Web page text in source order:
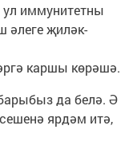
иммунитетны
әлеге җиләк-
каршы көрәшә.
да белә. Ә
ярдәм итә,